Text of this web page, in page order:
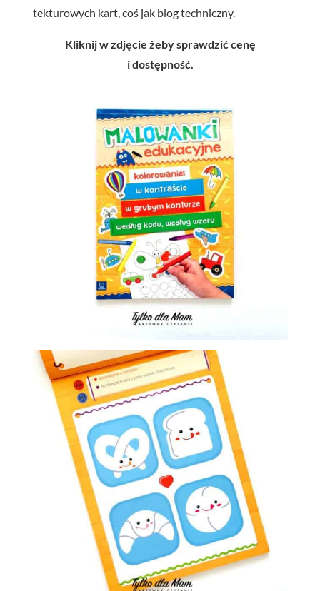
tekturowych kart, coś jak blog techniczny.
Kliknij w zdjęcie żeby sprawdzić cenę
i dostępność.